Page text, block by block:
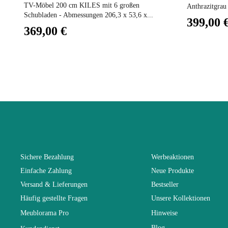
Fest
Faltbar
TV-Möbel 200 cm KILES mit 6 großen
Schubladen - Abmessungen 206,3 x 53,6 x...
369,00 €
399,00
Sichere Bezahlung
Einfache Zahlung
Versand & Lieferungen
Häufig gestellte Fragen
Meublorama Pro
Werbeaktionen
Neue Produkte
Bestseller
Unsere Kollektionen
Hinweise